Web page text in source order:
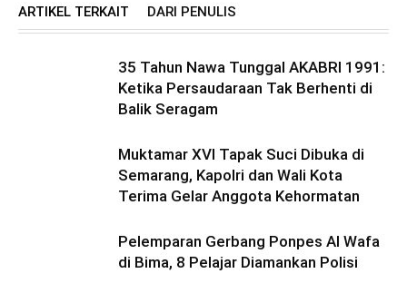
ARTIKEL TERKAIT DARI PENULIS
35 Tahun Nawa Tunggal AKABRI 1991:
Ketika Persaudaraan Tak Berhenti di
Balik Seragam
Muktamar XVI Tapak Suci Dibuka di
Semarang, Kapolri dan Wali Kota
Terima Gelar Anggota Kehormatan
Pelemparan Gerbang Ponpes Al Wafa
di Bima, 8 Pelajar Diamankan Polisi